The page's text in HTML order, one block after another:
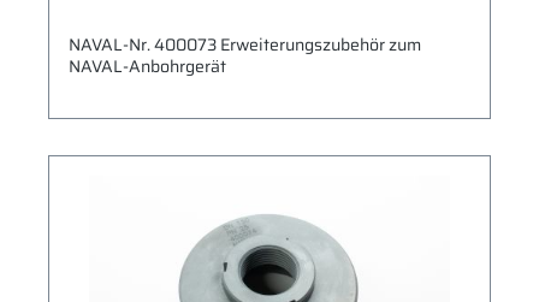
NAVAL-Nr. 400073 Erweiterungszubehör zum
NAVAL-Anbohrgerät